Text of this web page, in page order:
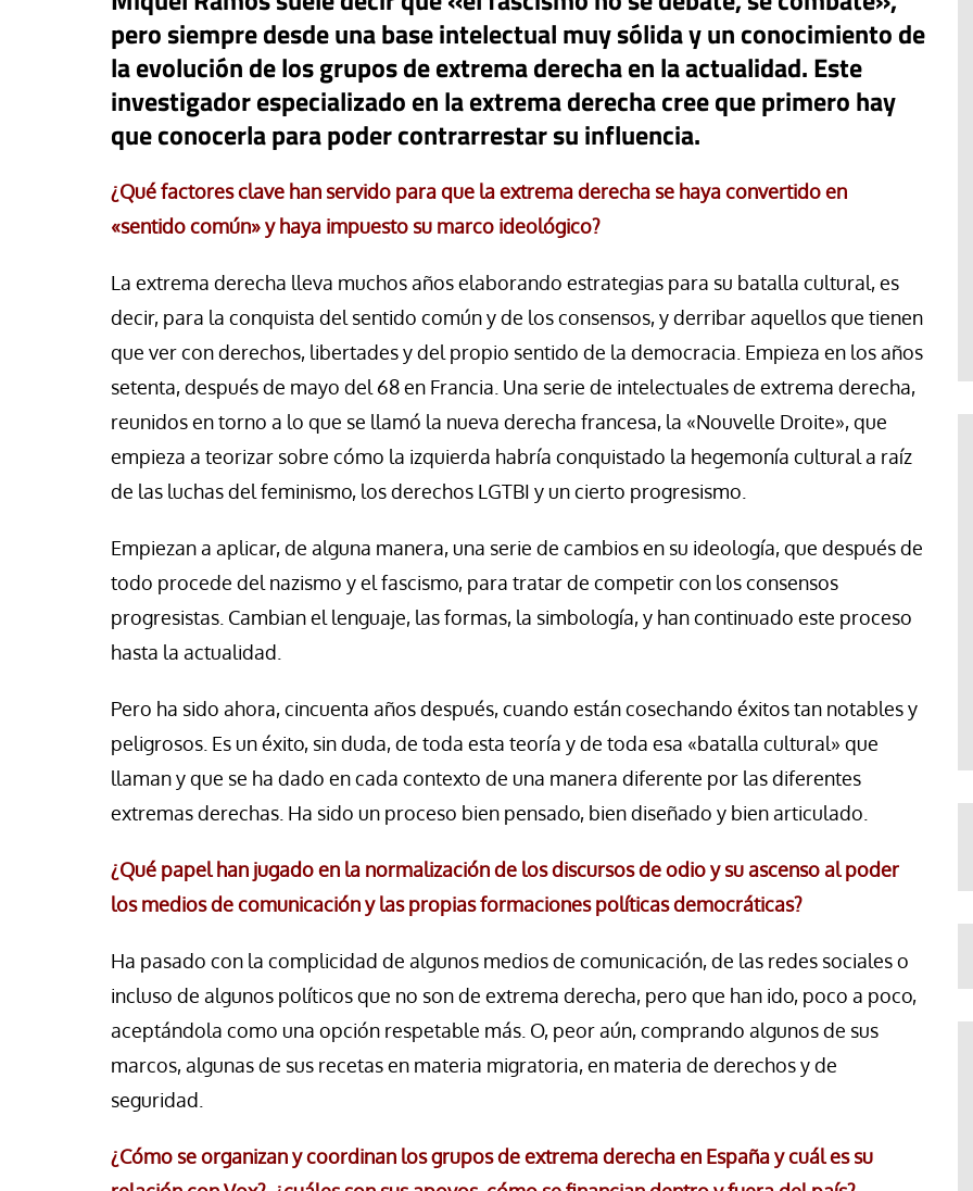
pero siempre desde una base intelectual muy sólida y un conocimiento de
la evolución de los grupos de extrema derecha en la actualidad. Este
investigador especializado en la extrema derecha cree que primero hay
que conocerla para poder contrarrestar su influencia.
¿Qué factores clave han servido para que la extrema derecha se haya convertido en
«sentido común» y haya impuesto su marco ideológico?
La extrema derecha lleva muchos años elaborando estrategias para su batalla cultural, es
decir, para la conquista del sentido común y de los consensos, y derribar aquellos que tienen
que ver con derechos, libertades y del propio sentido de la democracia. Empieza en los años
setenta, después de mayo del 68 en Francia. Una serie de intelectuales de extrema derecha,
reunidos en torno a lo que se llamó la nueva derecha francesa, la «Nouvelle Droite», que
empieza a teorizar sobre cómo la izquierda habría conquistado la hegemonía cultural a raíz
de las luchas del feminismo, los derechos LGTBI y un cierto progresismo.
Empiezan a aplicar, de alguna manera, una serie de cambios en su ideología, que después de
todo procede del nazismo y el fascismo, para tratar de competir con los consensos
progresistas. Cambian el lenguaje, las formas, la simbología, y han continuado este proceso
hasta la actualidad.
Pero ha sido ahora, cincuenta años después, cuando están cosechando éxitos tan notables y
peligrosos. Es un éxito, sin duda, de toda esta teoría y de toda esa «batalla cultural» que
llaman y que se ha dado en cada contexto de una manera diferente por las diferentes
extremas derechas. Ha sido un proceso bien pensado, bien diseñado y bien articulado.
¿Qué papel han jugado en la normalización de los discursos de odio y su ascenso al poder
los medios de comunicación y las propias formaciones políticas democráticas?
Ha pasado con la complicidad de algunos medios de comunicación, de las redes sociales o
incluso de algunos políticos que no son de extrema derecha, pero que han ido, poco a poco,
aceptándola como una opción respetable más. O, peor aún, comprando algunos de sus
marcos, algunas de sus recetas en materia migratoria, en materia de derechos y de
seguridad.
¿Cómo se organizan y coordinan los grupos de extrema derecha en España y cuál es su
urgente para proteger
menores migrantes en
Luis Palacios
Revista de Verano
Potencia transformadora de la
dulzura y la paz
Paco (Quisco) Vicente
Revista de Verano
Araceli Caballero